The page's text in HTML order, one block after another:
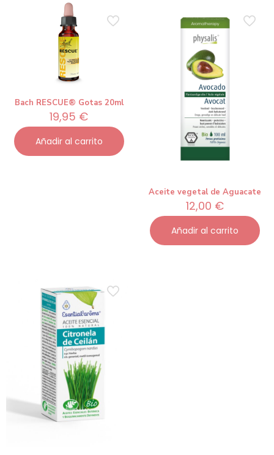
Bach RESCUE® Gotas 20ml
19,95 €
Añadir al carrito
Aceite vegetal de Aguacate
12,00 €
Añadir al carrito